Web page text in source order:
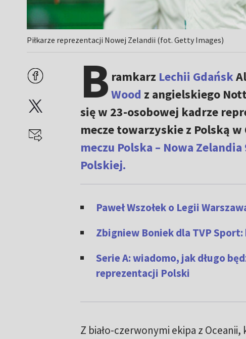
Piłkarze reprezentacji Nowej Zelandii (fot. Getty Images)
B ramkarz Lechii Gdańsk
Wood z angielskiego
się w 23-osobowej kadrze
mecze towarzyskie z Polską
meczu Polska – Nowa
Polskiej.
Paweł Wszołek o Legii
Zbigniew Boniek dla TVP
Serie A: wiadomo, jak długo
reprezentacji Polski
Z biało-czerwonymi ekipa z Oceanii,